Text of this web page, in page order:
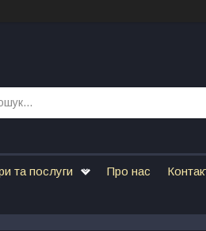
та послуги Про нас